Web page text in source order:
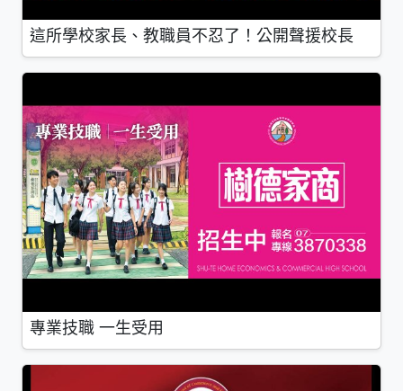
這所學校家長、教職員不忍了！公開聲援校長
專業技職 一生受用